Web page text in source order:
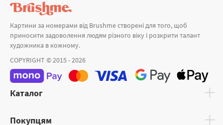
Картини за номерами від Brushme створені для того, щоб
приносити задоволення людям різного віку і розкрити талант
художника в кожному.
COPYRIGHT © 2015 - 2026
Каталог
Покупцям